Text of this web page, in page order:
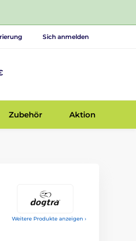
Sich anmelden
Zubehör Aktion
Weitere Produkte anzeigen ›